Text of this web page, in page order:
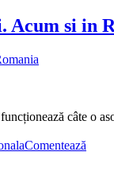
Acum si in
câte o
Comentează